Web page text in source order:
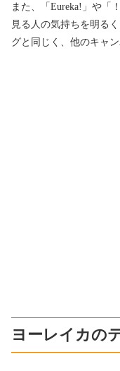
また、「Eureka!」や「
見る人の気持ちを明る
グと同じく、他のキャ
ヨーレイカの